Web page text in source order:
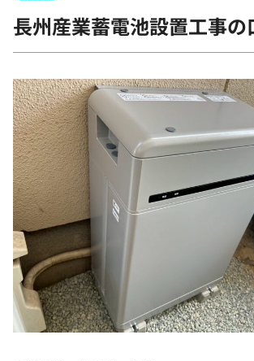
長州産業蓄電池設置工事の